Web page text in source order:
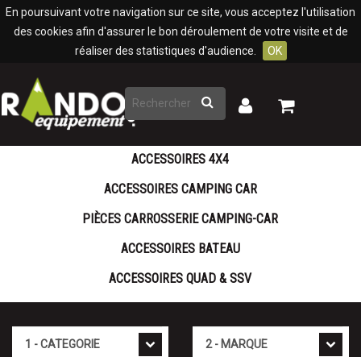
En poursuivant votre navigation sur ce site, vous acceptez l'utilisation
des cookies afin d'assurer le bon déroulement de votre visite et de
réaliser des statistiques d'audience.
OK
Rechercher
Mon
Mon
ACCESSOIRES 4X4
ACCESSOIRES CAMPING CAR
PIÈCES CARROSSERIE CAMPING-CAR
ACCESSOIRES BATEAU
ACCESSOIRES QUAD & SSV
Panneau de gestion des cookies